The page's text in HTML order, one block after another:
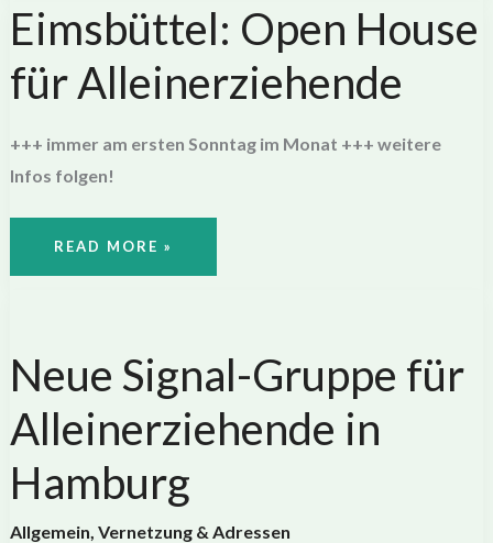
ALLEINERZIEHENDE
Eimsbüttel: Open House
für Alleinerziehende
+++ immer am ersten Sonntag im Monat +++ weitere
Infos folgen!
EIMSBÜTTEL:
HOUSE
READ MORE »
Neue Signal-Gruppe für
Alleinerziehende in
Hamburg
Allgemein Vernetzung & Adressen